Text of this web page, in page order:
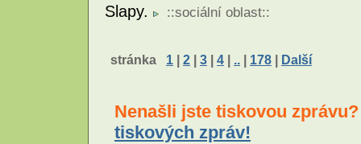
Slapy.
::sociální oblast::
stránka 1 | 2 | 3 | 4 | .. | 178 | Další
Nenašli jste tiskovou
tiskových zpráv!